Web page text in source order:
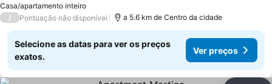
Casa/apartamento inteiro
/ Pontuação não disponível a 5.6 km de Centro da cidade
Selecione as datas para ver os preços
exatos.
Ver preços